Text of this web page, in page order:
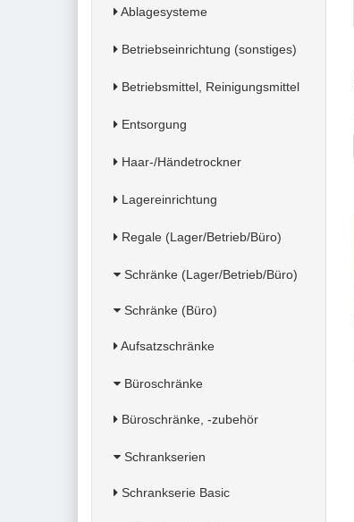
Ablagesysteme
Betriebseinrichtung (sonstiges)
Betriebsmittel, Reinigungsmittel
Entsorgung
Haar-/Händetrockner
Lagereinrichtung
Regale (Lager/Betrieb/Büro)
Schränke (Lager/Betrieb/Büro)
Schränke (Büro)
Aufsatzschränke
Büroschränke
Büroschränke, -zubehör
Schrankserien
Schrankserie Basic